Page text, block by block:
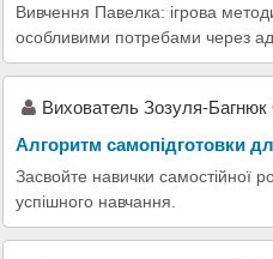
Вивчення Павелка: ігрова
особливими потребами через
Вихователь Зозуля-
Алгоритм самопідготовки
Засвойте навички самостійної
успішного навчання.